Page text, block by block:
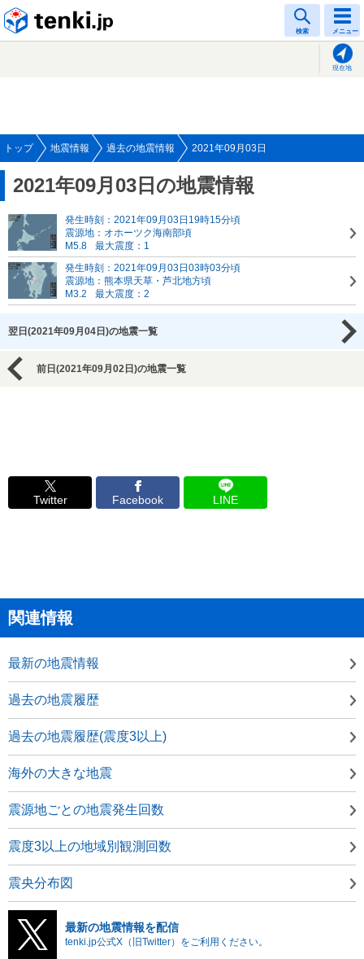
検索 メニュー
現在地
トップ 地震情報 過去の地震情報 2021年09月03日
2021年09月03日の地震情報
発生時刻：2021年09月03日19時15分頃
震源地：オホーツク海南部頃
M5.8
最大震度：1
発生時刻：2021年09月03日03時03分頃
震源地：熊本県天草・芦北地方頃
M3.2
最大震度：2
翌日(2021年09月04日)の地震一覧
前日(2021年09月02日)の地震一覧
Twitter Facebook LINE
関連情報
最新の地震情報
過去の地震履歴
過去の地震履歴(震度3以上)
海外の大きな地震
震源地ごとの地震発生回数
震度3以上の地域別観測回数
震央分布図
最新の地震情報を配信
tenki.jp公式X（旧Twitter）をご利用ください。